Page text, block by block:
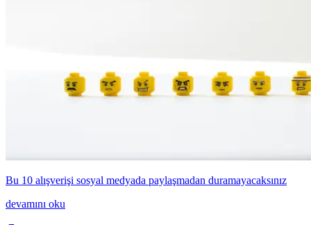
Bu 10 alışverişi sosyal medyada paylaşmadan duramayacaksınız
devamını oku